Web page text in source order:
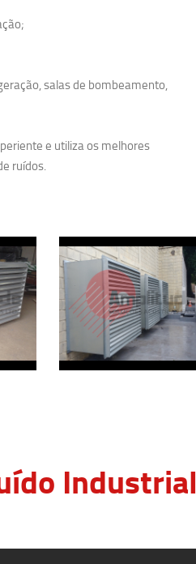
salas de bombeamento,
e utiliza os melhores
ruídos.
Industrial